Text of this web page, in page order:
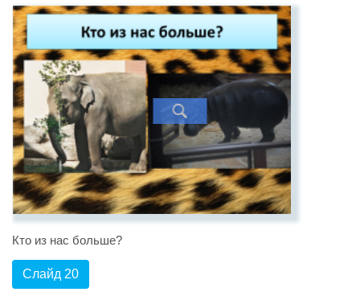
Кто из нас больше?
Слайд 20